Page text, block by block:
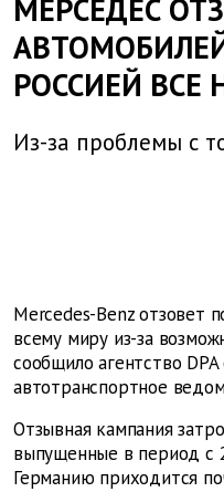
МЕРСЕДЕС
РОССИЕЙ ВСЕ
Из-за проблемы с
Mercedes-Benz отзовет
всему миру из-за
сообщило агентство
автотранспортное
Отзывная кампания
выпущенные в период с
Германию приходится